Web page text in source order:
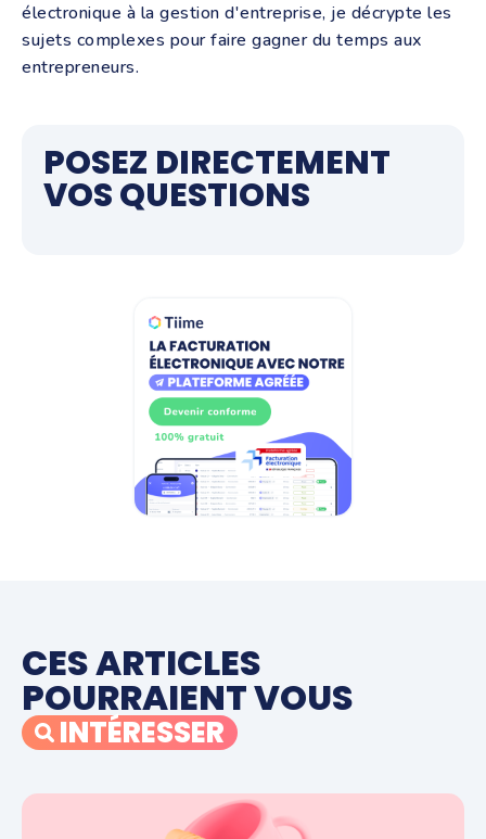
électronique à la gestion d'entreprise, je décrypte les
sujets complexes pour faire gagner du temps aux
entrepreneurs.
POSEZ DIRECTEMENT
VOS QUESTIONS
CES ARTICLES
POURRAIENT VOUS
INTÉRESSER